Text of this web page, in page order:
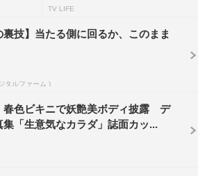
TV LIFE
裏技】当たる側に回るか、このまま
タルファーム )
春色ビキニで妖艶美ボディ披露 デ
集「生意気なカラダ」誌面カッ...